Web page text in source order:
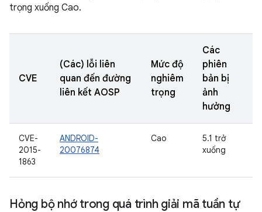
trọng xuống Cao.
CVE
(Các) lỗi liên
quan đến đường
liên kết AOSP
Mức độ
nghiêm
trọng
Các
phiên
bản bị
ảnh
hưởng
CVE-
2015-
1863
ANDROID-
20076874
Cao
5.1 trở
xuống
Hỏng bộ nhớ trong quá trình giải mã tuần tự